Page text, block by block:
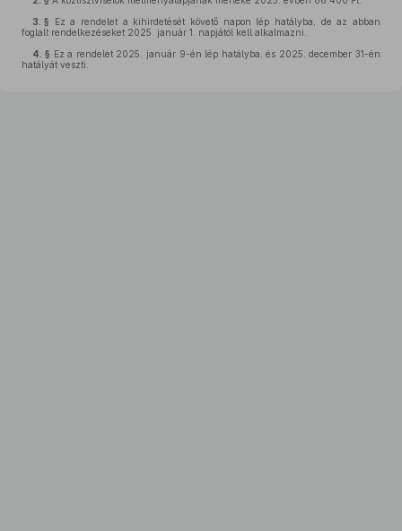
3. § Ez a rendelet a kihirdetését követő napon lép hatályba, de az abban
foglalt rendelkezéseket 2025. január 1. napjától kell alkalmazni.
4. § Ez a rendelet 2025. január 9-én lép hatályba, és 2025. december 31-én
hatályát veszti.